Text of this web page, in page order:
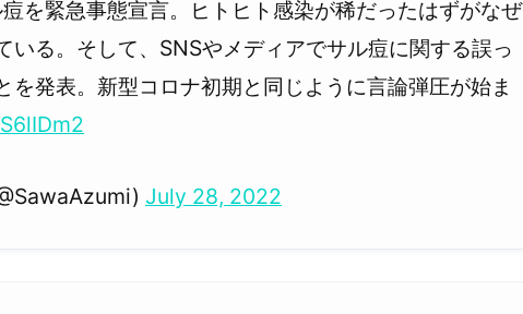
を緊急事態宣言。ヒトヒト感染が稀だったはずがなぜ
いる。そして、SNSやメディアでサル痘に関する誤っ
を発表。新型コロナ初期と同じように言論弾圧が始ま
July 28, 2022